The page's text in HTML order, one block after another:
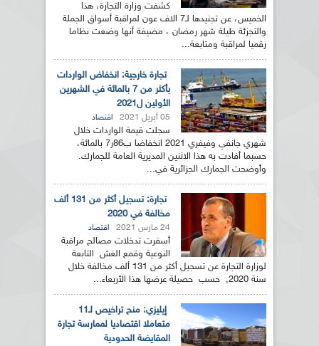
كشفت وزارة التجارة، هذا
الخميس، عن تجنيدها لـ7 الاف عون لمراقبة أسواق الجملة
والتجزئة طيلة شهر رمضان ، مضيفة أنها وضعت نظاما
رقميا لمراقبة ومتابعة...
تجارة خارجية: انخفاض الواردات
بأكثر من 7 بالمائة في الشهرين
الأولين ل2021
05 أبريل 2021 اقتصاد
سجلت قيمة الواردات خلال
شهري جانفي وفيفري 2021 انخفاضا ب86ر7 بالمائة،
حسبما أفادت به هذا الاثنين المديرية العامة للجمارك.
وأوضحت الجمارك الجزائرية في...
تجارة: تسجيل أكثر من 131 ألف
مخالفة في 2020
24 مارس 2021 اقتصاد
أسفرت تدخلات مصالح مراقبة
النوعية وقمع الغش التابعة
لوزارة التجارة عن تسجيل أكثر من 131 ألف مخالفة خلال
سنة 2020, حسب حصيلة عرضها هذا الأربعاء...
إيليزي: منح تراخيص لـ11
متعاملا اقتصاديا لممارسة تجارة
المقايضة الحدودية